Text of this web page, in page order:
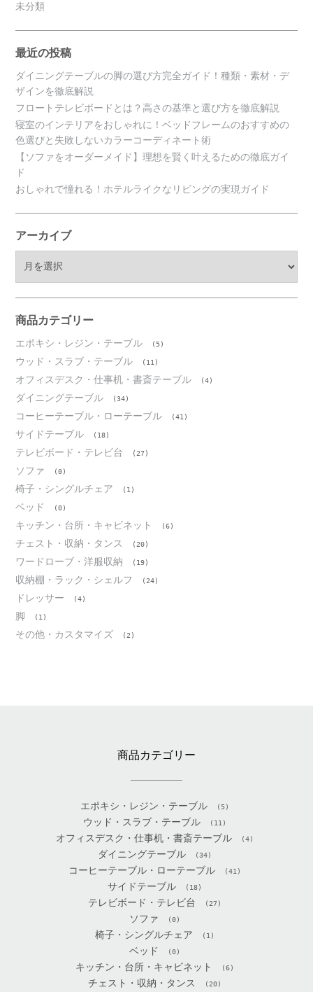
未分類
最近の投稿
ダイニングテーブルの脚の選び方完全ガイド！種類・素材・デ
ザインを徹底解説
フロートテレビボードとは？高さの基準と選び方を徹底解説
寝室のインテリアをおしゃれに！ベッドフレームのおすすめの
色選びと失敗しないカラーコーディネート術
【ソファをオーダーメイド】理想を賢く叶えるための徹底ガイ
ド
おしゃれで憧れる！ホテルライクなリビングの実現ガイド
アーカイブ
ブ
商品カテゴリー
エポキシ・レジン・テーブル (5)
ウッド・スラブ・テーブル (11)
オフィスデスク・仕事机・書斎テーブル (4)
ダイニングテーブル (34)
コーヒーテーブル・ローテーブル (41)
サイドテーブル (18)
テレビボード・テレビ台 (27)
ソファ (0)
椅子・シングルチェア (1)
ベッド (0)
キッチン・台所・キャビネット (6)
チェスト・収納・タンス (20)
ワードローブ・洋服収納 (19)
収納棚・ラック・シェルフ (24)
ドレッサー (4)
脚 (1)
その他・カスタマイズ (2)
商品カテゴリー
エポキシ・レジン・テーブル (5)
ウッド・スラブ・テーブル (11)
オフィスデスク・仕事机・書斎テーブル (4)
ダイニングテーブル (34)
コーヒーテーブル・ローテーブル (41)
サイドテーブル (18)
テレビボード・テレビ台 (27)
ソファ (0)
椅子・シングルチェア (1)
ベッド (0)
キッチン・台所・キャビネット (6)
チェスト・収納・タンス (20)